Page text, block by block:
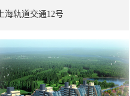
上海轨道交通12号